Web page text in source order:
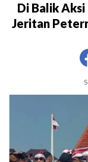
Di Balik
Jeritan